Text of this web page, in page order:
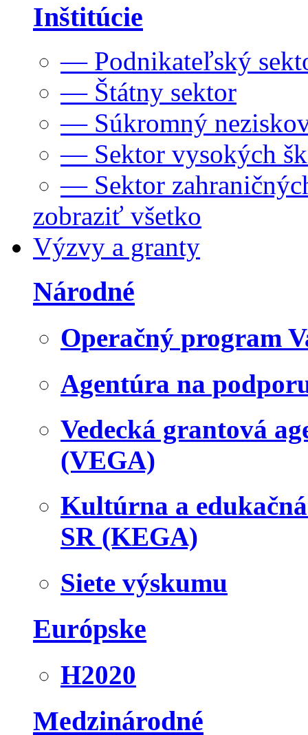
Inštitúcie
— Podnikateľský
— Štátny sektor
— Súkromný
— Sektor vysokých
— Sektor
zobraziť všetko
Výzvy a granty
Národné
Operačný program
Agentúra na
Vedecká grantová
(VEGA)
Kultúrna a
SR (KEGA)
Siete výskumu
Európske
H2020
Medzinárodné